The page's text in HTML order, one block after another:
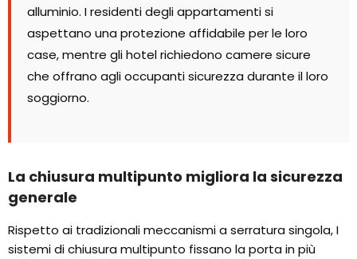
alluminio. I residenti degli appartamenti si
aspettano una protezione affidabile per le loro
case, mentre gli hotel richiedono camere sicure
che offrano agli occupanti sicurezza durante il loro
soggiorno.
La chiusura multipunto migliora la sicurezza
generale
Rispetto ai tradizionali meccanismi a serratura singola, I
sistemi di chiusura multipunto fissano la porta in più